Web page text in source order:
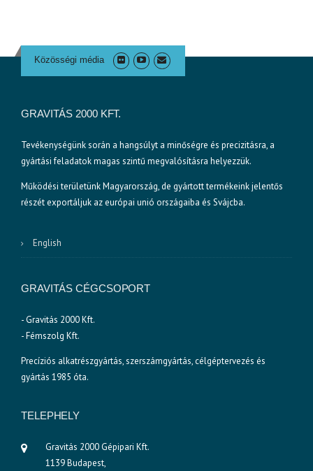
Közösségi média
GRAVITÁS 2000 KFT.
Tevékenységünk során a hangsúlyt a minőségre és precizitásra, a
gyártási feladatok magas szintű megvalósításra helyezzük.
Működési területünk Magyarország, de gyártott termékeink jelentős
részét exportáljuk az európai unió országaiba és Svájcba.
English
GRAVITÁS CÉGCSOPORT
- Gravitás 2000 Kft.
- Fémszolg Kft.
Precíziós alkatrészgyártás, szerszámgyártás, célgéptervezés és
gyártás 1985 óta.
TELEPHELY
Gravitás 2000 Gépipari Kft.
1139 Budapest,